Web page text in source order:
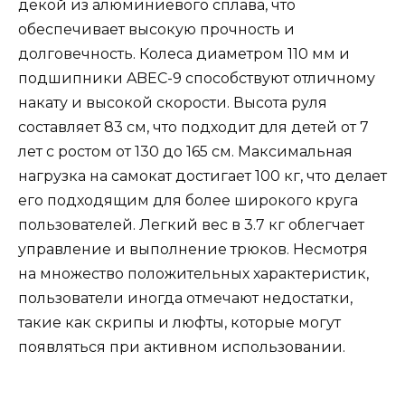
декой из алюминиевого сплава, что
обеспечивает высокую прочность и
долговечность. Колеса диаметром 110 мм и
подшипники ABEC-9 способствуют отличному
накату и высокой скорости. Высота руля
составляет 83 см, что подходит для детей от 7
лет с ростом от 130 до 165 см. Максимальная
нагрузка на самокат достигает 100 кг, что делает
его подходящим для более широкого круга
пользователей. Легкий вес в 3.7 кг облегчает
управление и выполнение трюков. Несмотря
на множество положительных характеристик,
пользователи иногда отмечают недостатки,
такие как скрипы и люфты, которые могут
появляться при активном использовании.